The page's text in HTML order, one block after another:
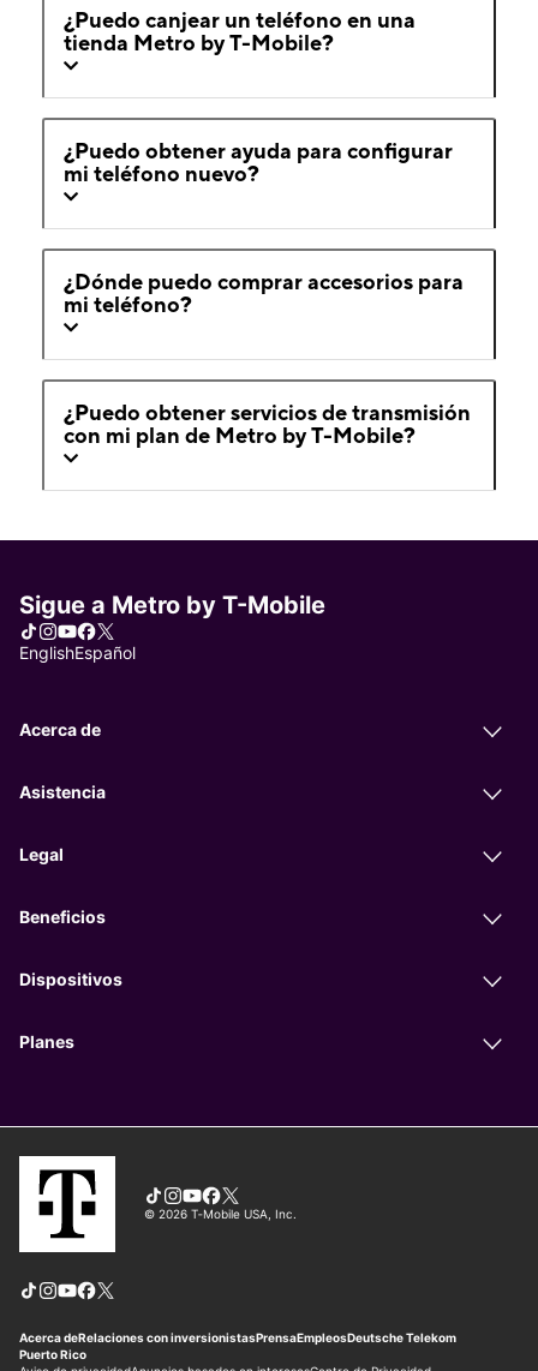
¿Puedo canjear un teléfono en una
tienda Metro by T-Mobile?
¿Puedo obtener ayuda para configurar
mi teléfono nuevo?
¿Dónde puedo comprar accesorios para
mi teléfono?
¿Puedo obtener servicios de transmisión
con mi plan de Metro by T-Mobile?